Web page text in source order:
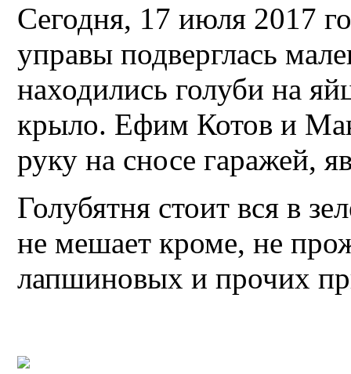
Сегодня, 17 июля 2017
управы подверглась
находились голуби на
крыло. Ефим Котов и
руку на сносе гаражей,
Голубятня стоит вся в
не мешает кроме, не
лапшиновых и прочих